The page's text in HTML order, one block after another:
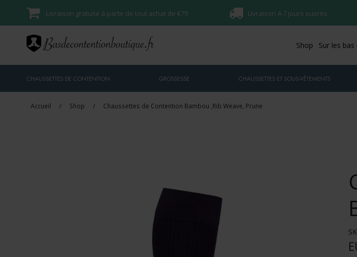
Livraison gratuite à partir de tout achat de €79 Livraison 4-7 jours ouvrés
Shop Sur les
CHAUSSETTES DE CONTENTION GROSSESSE CHAUSSETTES ET SOUS-VÊTEMENTS
Accueil / Shop / Chaussettes de Contention Bambou ,Rib Weave, Prune